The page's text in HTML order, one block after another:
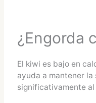
¿Engorda
El kiwi es bajo en
ayuda a mantener
significativamente al